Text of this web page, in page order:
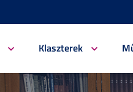
Klaszterek